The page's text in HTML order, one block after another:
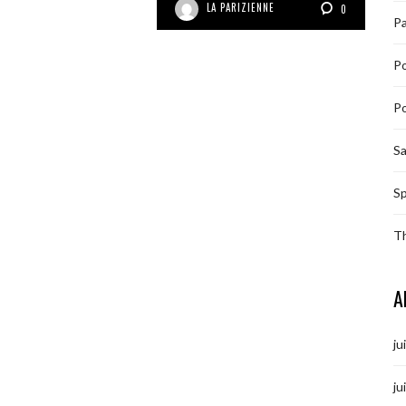
LA PARIZIENNE 0